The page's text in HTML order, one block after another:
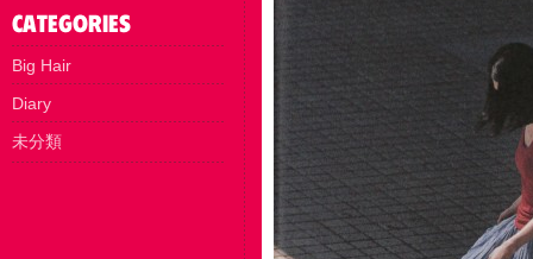
Big Hair
Diary
未分類